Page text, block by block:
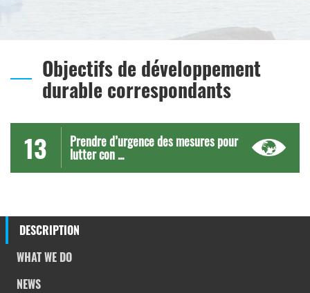
Objectifs de développement
durable correspondants
13 Prendre d’urgence des mesures pour
lutter con ...
DESCRIPTION
WHAT WE DO
NEWS